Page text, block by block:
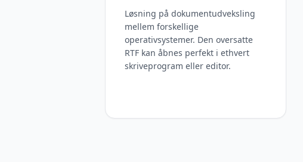
Løsning på dokumentudveksling
mellem forskellige
operativsystemer. Den oversatte
RTF kan åbnes perfekt i ethvert
skriveprogram eller editor.